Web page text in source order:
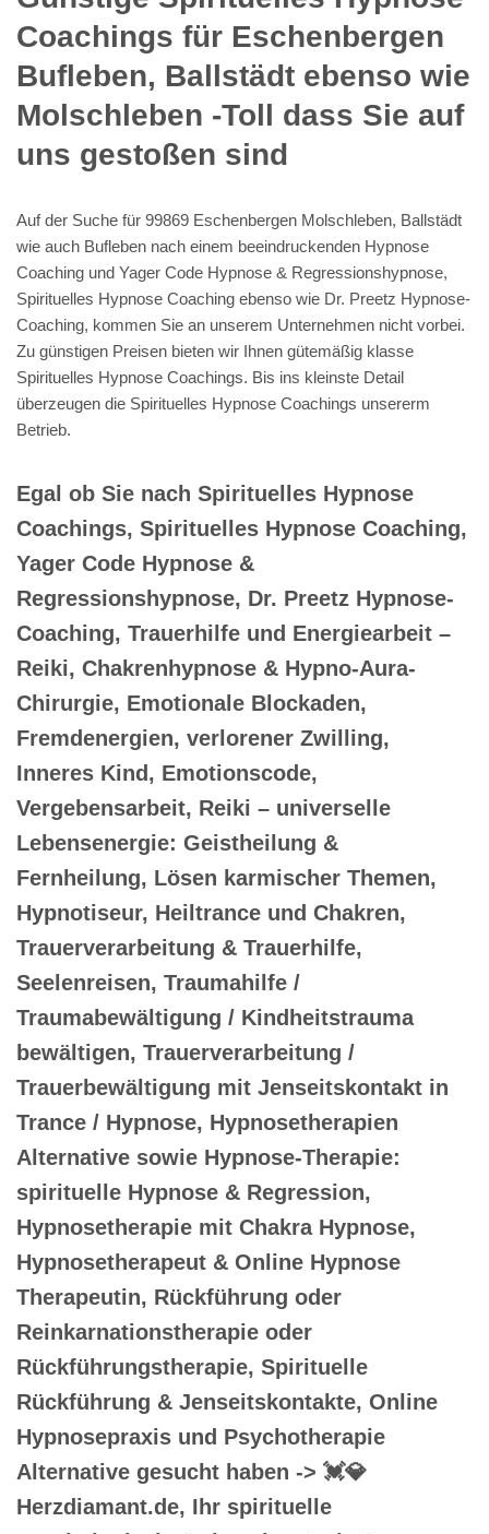
Coachings für Eschenbergen
Bufleben, Ballstädt ebenso wie
Molschleben -Toll dass Sie auf
uns gestoßen sind
Auf der Suche für 99869 Eschenbergen Molschleben, Ballstädt
wie auch Bufleben nach einem beeindruckenden Hypnose
Coaching und Yager Code Hypnose & Regressionshypnose,
Spirituelles Hypnose Coaching ebenso wie Dr. Preetz Hypnose-
Coaching, kommen Sie an unserem Unternehmen nicht vorbei.
Zu günstigen Preisen bieten wir Ihnen gütemäßig klasse
Spirituelles Hypnose Coachings. Bis ins kleinste Detail
überzeugen die Spirituelles Hypnose Coachings unsererm
Betrieb.
Egal ob Sie nach Spirituelles Hypnose
Coachings, Spirituelles Hypnose Coaching,
Yager Code Hypnose &
Regressionshypnose, Dr. Preetz Hypnose-
Coaching, Trauerhilfe und Energiearbeit –
Reiki, Chakrenhypnose & Hypno-Aura-
Chirurgie, Emotionale Blockaden,
Fremdenergien, verlorener Zwilling,
Inneres Kind, Emotionscode,
Vergebensarbeit, Reiki – universelle
Lebensenergie: Geistheilung &
Fernheilung, Lösen karmischer Themen,
Hypnotiseur, Heiltrance und Chakren,
Trauerverarbeitung & Trauerhilfe,
Seelenreisen, Traumahilfe /
Traumabewältigung / Kindheitstrauma
bewältigen, Trauerverarbeitung /
Trauerbewältigung mit Jenseitskontakt in
Trance / Hypnose, Hypnosetherapien
Alternative sowie Hypnose-Therapie:
spirituelle Hypnose & Regression,
Hypnosetherapie mit Chakra Hypnose,
Hypnosetherapeut & Online Hypnose
Therapeutin, Rückführung oder
Reinkarnationstherapie oder
Rückführungstherapie, Spirituelle
Rückführung & Jenseitskontakte, Online
Hypnosepraxis und Psychotherapie
Alternative gesucht haben -> 💓️💎
Herzdiamant.de, Ihr spirituelle